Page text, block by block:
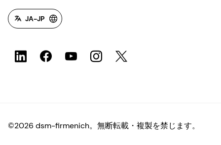
JA-JP
©2026 dsm-firmenich。無断転載・複製を禁じます。